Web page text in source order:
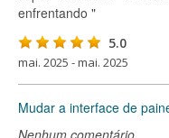
enfrentando "
5.0
mai. 2025 - mai. 2025
Mudar a interface de
Nenhum comentário